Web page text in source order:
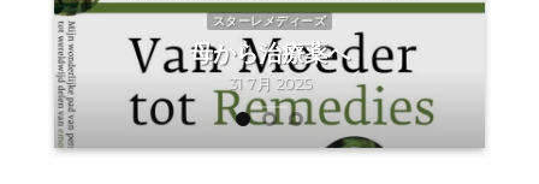
スターレメディーズ
母から治療薬へ
31 7月 2025